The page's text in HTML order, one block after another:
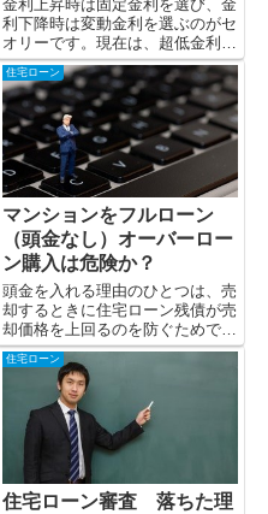
金利上昇時は固定金利を選び、金
利下降時は変動金利を選ぶのがセ
オリーです。現在は、超低金利の
ため固定金利を選んだほうが無難
というのが一般的な考え方でしょ
う。しかし、考え方ひとつでは…
住宅ローン
マンションをフルローン
（頭金なし）オーバーロー
ン購入は危険か？
頭金を入れる理由のひとつは、売
却するときに住宅ローン残債が売
却価格を上回るのを防ぐためで
す。しかし、頭金なしのフルロー
ン、オーバーローンができるマン
ションもあります。
住宅ローン
住宅ローン審査 落ちた理